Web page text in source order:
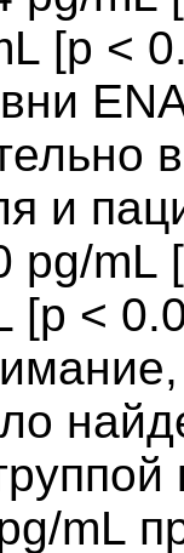
[p <
и
pg/
[p <
mL